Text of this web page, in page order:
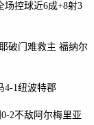
场控球近6成+8射3
破门难救主 福纳尔
4-1纽波特郡
2不敌阿尔梅里亚